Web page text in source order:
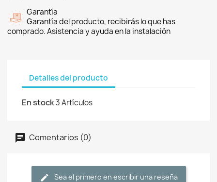
Garantía
Garantía del producto, recibirás lo que has
comprado. Asistencia y ayuda en la instalación
Detalles del producto
En stock3 Artículos
Comentarios (0)
Sea el primero en escribir una reseña